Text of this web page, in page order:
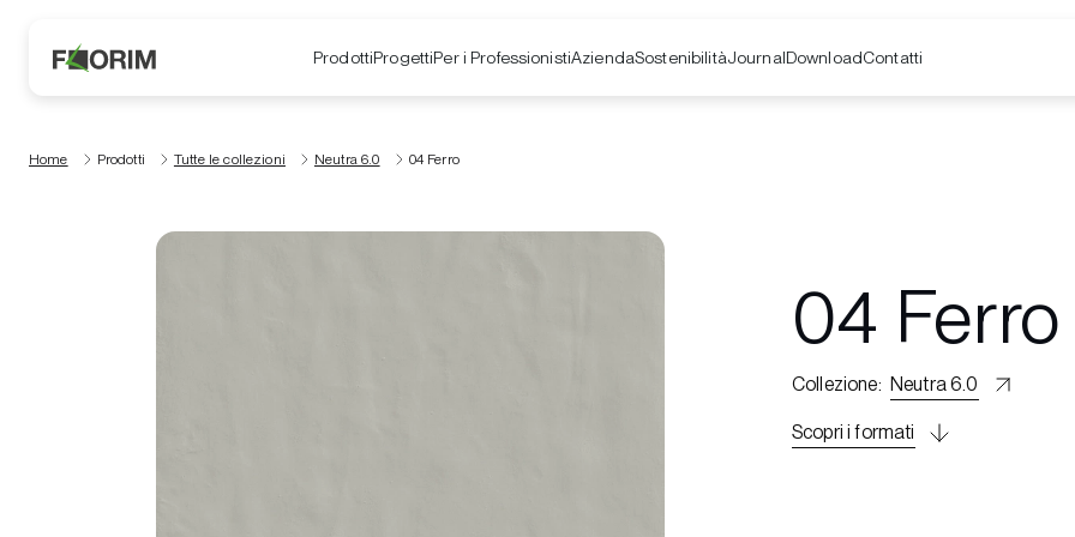
ProdottiProgettiPer i ProfessionistiAziendaSostenibilitàJournalDownloadContatti
Home Prodotti Tutte le collezioni Neutra 6.0 04 Ferro
04 Ferro
Collezione: Neutra 6.0
Scopri i formati